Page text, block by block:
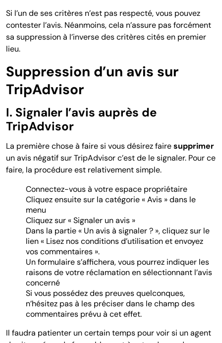
Si l’un de ses critères n’est pas respecté, vous pouvez
contester l’avis. Néanmoins, cela n’assure pas forcément
sa suppression à l’inverse des critères cités en premier
lieu.
Suppression d’un avis sur
TripAdvisor
I. Signaler l’avis auprès de
TripAdvisor
La première chose à faire si vous désirez fairesupprimer
un avis négatif sur TripAdvisor c’est de le signaler. Pour ce
faire, la procédure est relativement simple.
Connectez-vous à votre espace propriétaire
Cliquez ensuite sur la catégorie « Avis » dans le
menu
Cliquez sur « Signaler un avis »
Dans la partie « Un avis à signaler ? », cliquez sur le
lien « Lisez nos conditions d’utilisation et envoyez
vos commentaires ».
Un formulaire s’affichera, vous pourrez indiquer les
raisons de votre réclamation en sélectionnant l’avis
concerné
Si vous possédez des preuves quelconques,
n’hésitez pas à les préciser dans le champ des
commentaires prévu à cet effet.
Il faudra patienter un certain temps pour voir si un agent